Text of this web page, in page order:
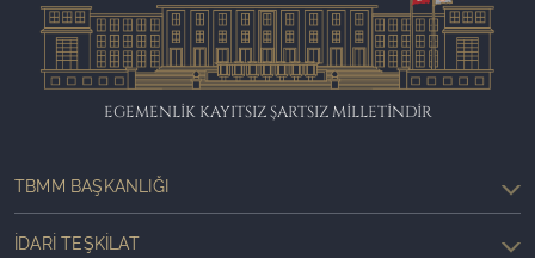
EGEMENLİK KAYITSIZ ŞARTSIZ MİLLETİNDİR
TBMM BAŞKANLIĞI
İDARI TEŞKILAT